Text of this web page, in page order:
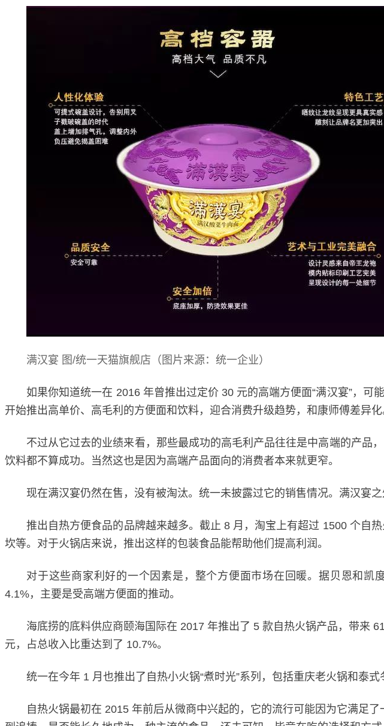
满汉宴 图/统一天猫旗舰店（图片来源：统一企业）
如果你知道统一在 2016 年曾推出过定价 30 元的高端方便面“满汉宴”，
开始推出高单价、高毛利的方便面和饮料，迎合消费升级趋势，和康师傅差异
不过从它过去的业绩来看，那些最成功的高毛利产品往往是中高端的产品
饮料都不算成功。当然这也是因为高端产品面向的消费者本来就更窄。
现在满汉宴仍然在售，没有被淘汰。统一未披露过它的销售情况。满汉宴
推出自热方便食品的品牌越来越多。截止 8 月，淘宝上有超过 1500 个自
坎等。对于火锅店来说，推出这样的包装食品能帮助他们提高利润。
对于这些商家利好的一个因素是，整个方便面市场在回暖。据贝恩和
4.1%，主要是受高端方便面的推动。
海底捞的底料供应商颐海国际在 2017 年推出了 5 款自热火锅产品，带来
元，占总收入比重达到了 10.7%。
统一在今年 1 月也推出了自热小火锅“煮时光”系列，包括重庆老火锅和泰
自热火锅最初在 2015 年前后从微商中兴起的，它的流行可能因为它满足